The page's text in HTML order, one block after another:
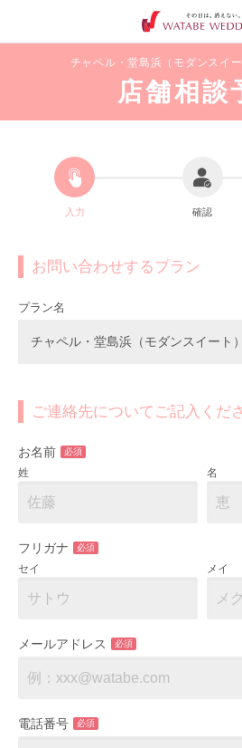
チャペル・堂島浜（モダンスイ
店舗相談
入力 確認
お問い合わせするプラン
プラン名
チャペル・堂島浜（モダンスイート
ご連絡先についてご記入くだ
お名前 必須
姓 名
フリガナ 必須
セイ メイ
メールアドレス 必須
電話番号 必須